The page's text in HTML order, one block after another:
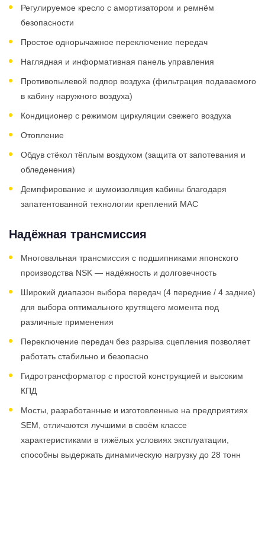
Регулируемое кресло с амортизатором и ремнём
безопасности
Простое однорычажное переключение передач
Наглядная и информативная панель управления
Противопылевой подпор воздуха (фильтрация подаваемого
в кабину наружного воздуха)
Кондиционер с режимом циркуляции свежего воздуха
Отопление
Обдув стёкол тёплым воздухом (защита от запотевания и
обледенения)
Демпфирование и шумоизоляция кабины благодаря
запатентованной технологии креплений MAC
Надёжная трансмиссия
Многовальная трансмиссия с подшипниками японского
производства NSK — надёжность и долговечность
Широкий диапазон выбора передач (4 передние / 4 задние)
для выбора оптимального крутящего момента под
различные применения
Переключение передач без разрыва сцепления позволяет
работать стабильно и безопасно
Гидротрансформатор с простой конструкцией и высоким
КПД
Мосты, разработанные и изготовленные на предприятиях
SEM, отличаются лучшими в своём классе
характеристиками в тяжёлых условиях эксплуатации,
способны выдержать динамическую нагрузку до 28 тонн